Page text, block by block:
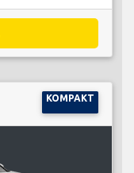
KOMPAKT